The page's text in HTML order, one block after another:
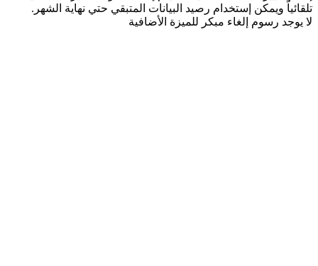
تلقائياً ويمكن إستخدام رصيد البيانات المتبقي حتي نهاية الشهر.
لا يوجد رسوم إلغاء مبكر للميزة الأضافية